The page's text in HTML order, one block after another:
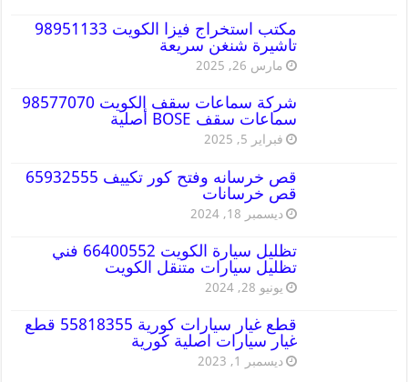
مكتب استخراج فيزا الكويت 98951133
تاشيرة شنغن سريعة
مارس 26, 2025
شركة سماعات سقف الكويت 98577070
سماعات سقف BOSE أصلية
فبراير 5, 2025
قص خرسانه وفتح كور تكييف 65932555
قص خرسانات
ديسمبر 18, 2024
تظليل سيارة الكويت 66400552 فني
تظليل سيارات متنقل الكويت
يونيو 28, 2024
قطع غيار سيارات كورية 55818355 قطع
غيار سيارات اصلية كورية
ديسمبر 1, 2023